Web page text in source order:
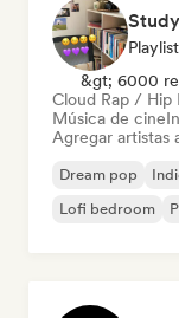
&gt; 6000
Cloud Rap / Hip
Música de cine
Agregar artistas
Dream pop
Lofi bedroom